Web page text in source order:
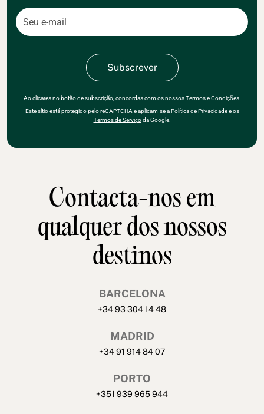
Ao clicares no botão de subscrição, concordas com os nossosTermos e Condições.
Este sítio está protegido pelo reCAPTCHA e aplicam-se aPolítica de Privacidadee os
Termos de Serviçoda Google.
Contacta-nos em
qualquer dos nossos
destinos
BARCELONA
+34 93 304 14 48
MADRID
+34 91 914 84 07
PORTO
+351 939 965 944